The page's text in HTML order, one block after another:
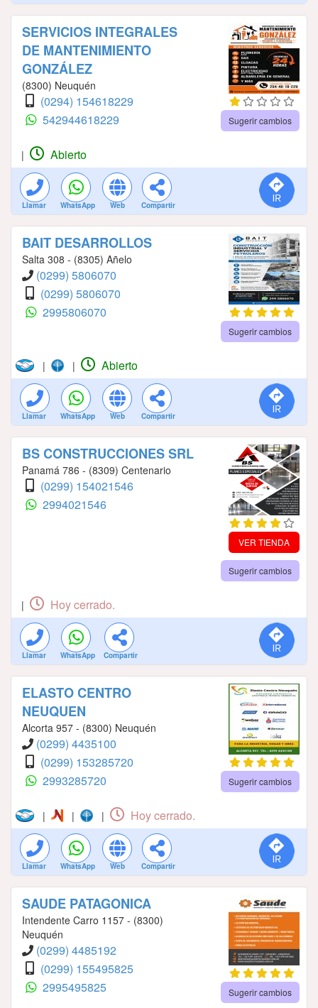
SERVICIOS INTEGRALES
DE MANTENIMIENTO
GONZÁLEZ
(8300) Neuquén
(0294) 154618229
542944618229
Sugerir cambios
| Abierto
Llamar WhatsApp Web Compartir
BAIT DESARROLLOS
Salta 308 - (8305) Añelo
(0299) 5806070
(0299) 5806070
2995806070
Sugerir cambios
| | Abierto
Llamar WhatsApp Web Compartir
BS CONSTRUCCIONES SRL
Panamá 786 - (8309) Centenario
(0299) 154021546
2994021546
VER TIENDA
Sugerir cambios
| Hoy cerrado.
Llamar WhatsApp Compartir
ELASTO CENTRO
NEUQUEN
Alcorta 957 - (8300) Neuquén
(0299) 4435100
(0299) 153285720
2993285720
Sugerir cambios
| | | Hoy cerrado.
Llamar WhatsApp Web Compartir
SAUDE PATAGONICA
Intendente Carro 1157 - (8300)
Neuquén
(0299) 4485192
(0299) 155495825
2995495825
Sugerir cambios